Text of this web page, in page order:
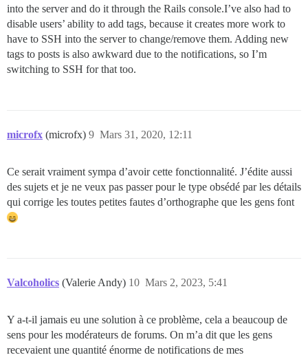
into the server and do it through the Rails console.I’ve also had to
disable users’ ability to add tags, because it creates more work to
have to SSH into the server to change/remove them. Adding new
tags to posts is also awkward due to the notifications, so I’m
switching to SSH for that too.
microfx (microfx) Mars 31, 2020, 12:11
9
Ce serait vraiment sympa d’avoir cette fonctionnalité. J’édite aussi
des sujets et je ne veux pas passer pour le type obsédé par les détails
qui corrige les toutes petites fautes d’orthographe que les gens font
Valcoholics (Valerie Andy) Mars 2, 2023, 5:41
10
Y a-t-il jamais eu une solution à ce problème, cela a beaucoup de
sens pour les modérateurs de forums. On m’a dit que les gens
recevaient une quantité énorme de notifications de mes